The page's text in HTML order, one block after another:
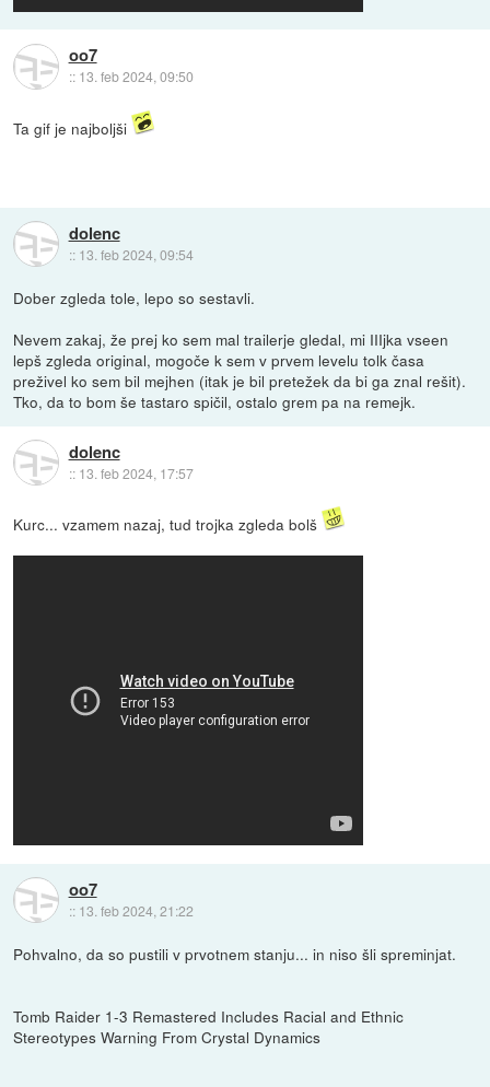
oo7
:: 13. feb 2024, 09:50
Ta gif je najboljši
dolenc
:: 13. feb 2024, 09:54
Dober zgleda tole, lepo so sestavli.
Nevem zakaj, že prej ko sem mal trailerje gledal, mi IIIjka vseen
lepš zgleda original, mogoče k sem v prvem levelu tolk časa
preživel ko sem bil mejhen (itak je bil pretežek da bi ga znal rešit).
Tko, da to bom še tastaro spičil, ostalo grem pa na remejk.
dolenc
:: 13. feb 2024, 17:57
Kurc... vzamem nazaj, tud trojka zgleda bolš
oo7
:: 13. feb 2024, 21:22
Pohvalno, da so pustili v prvotnem stanju... in niso šli spreminjat.
Tomb Raider 1-3 Remastered Includes Racial and Ethnic
Stereotypes Warning From Crystal Dynamics